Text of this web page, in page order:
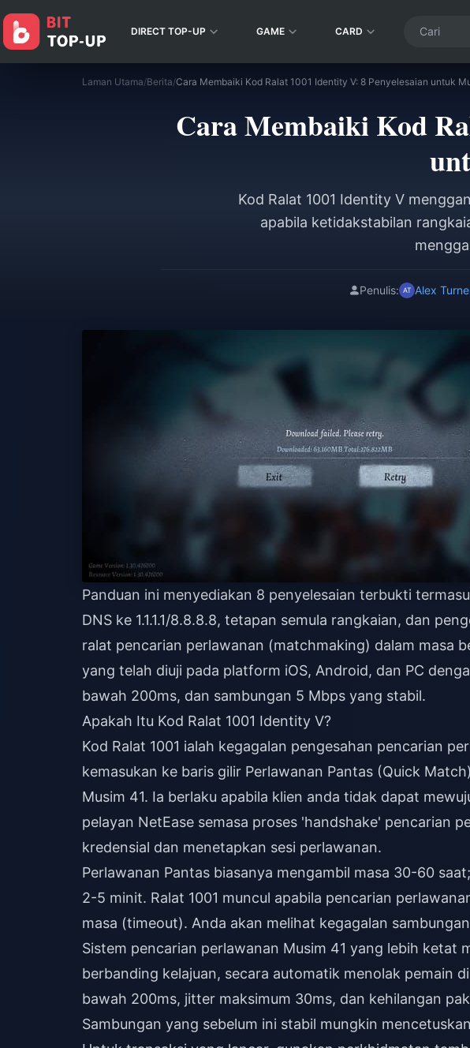
DIRECT TOP-UP GAME CARD
Laman Utama/Berita/
Cara Membaiki Kod
Kod Ralat 1001 Identity V
apabila ketidakstabilan
Penulis: Alex
Panduan ini menyediakan 8 penyelesaian terbukti
DNS ke 1.1.1.1/8.8.8.8, tetapan semula rangkaian, dan
ralat pencarian perlawanan (matchmaking) dalam masa
yang telah diuji pada platform iOS, Android, dan PC
bawah 200ms, dan sambungan 5 Mbps yang stabil.
Apakah Itu Kod Ralat 1001 Identity V?
Kod Ralat 1001 ialah kegagalan pengesahan pencarian
kemasukan ke baris gilir Perlawanan Pantas (Quick
Musim 41. Ia berlaku apabila klien anda tidak dapat
pelayan NetEase semasa proses 'handshake' pencarian
kredensial dan menetapkan sesi perlawanan.
Perlawanan Pantas biasanya mengambil masa 30-60
2-5 minit. Ralat 1001 muncul apabila pencarian
masa (timeout). Anda akan melihat kegagalan
Sistem pencarian perlawanan Musim 41 yang lebih ketat
berbanding kelajuan, secara automatik menolak pemain
bawah 200ms, jitter maksimum 30ms, dan kehilangan
Sambungan yang sebelum ini stabil mungkin